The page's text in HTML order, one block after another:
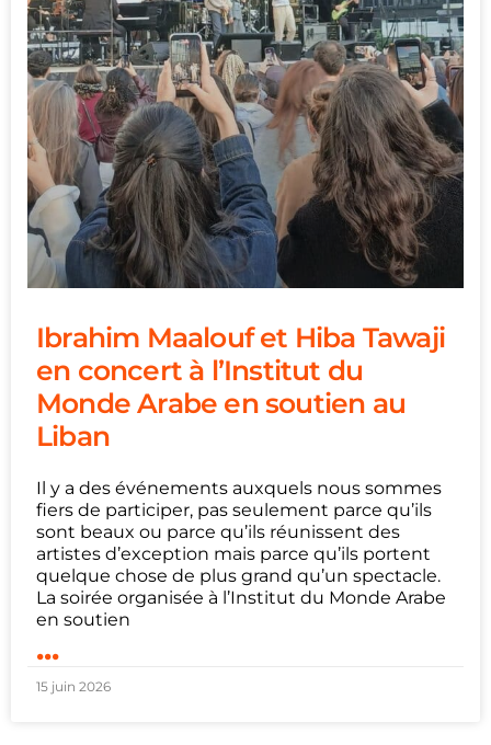
Ibrahim Maalouf et Hiba Tawaji
en concert à l’Institut du
Monde Arabe en soutien au
Liban
Il y a des événements auxquels nous sommes
fiers de participer, pas seulement parce qu’ils
sont beaux ou parce qu’ils réunissent des
artistes d’exception mais parce qu’ils portent
quelque chose de plus grand qu’un spectacle.
La soirée organisée à l’Institut du Monde Arabe
en soutien
...
15 juin 2026